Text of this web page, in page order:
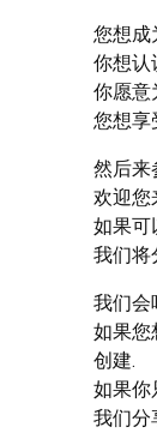
您想成
你想认
你愿意
您想享
然后来
欢迎您
如果可
我们将
我们会
如果您
创建.
如果你
我们分